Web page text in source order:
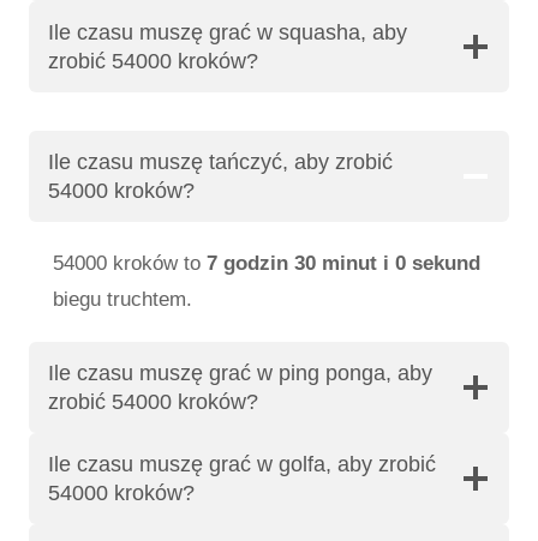
Ile czasu muszę grać w squasha, aby
zrobić 54000 kroków?
Ile czasu muszę tańczyć, aby zrobić
54000 kroków?
54000 kroków to 7 godzin 30 minut i 0 sekund
biegu truchtem.
Ile czasu muszę grać w ping ponga, aby
zrobić 54000 kroków?
Ile czasu muszę grać w golfa, aby zrobić
54000 kroków?